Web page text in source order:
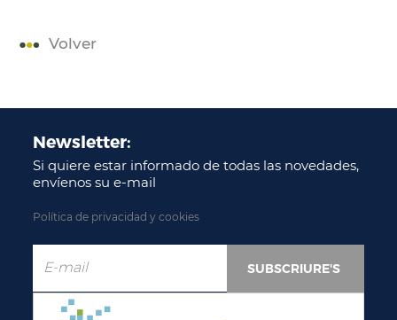
Volver
Newsletter:
Si quiere estar informado de todas las novedades,
envíenos su e-mail
Política de privacidad y cookies